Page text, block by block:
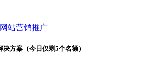
站营销推广
决方案（今日仅剩5个名额）